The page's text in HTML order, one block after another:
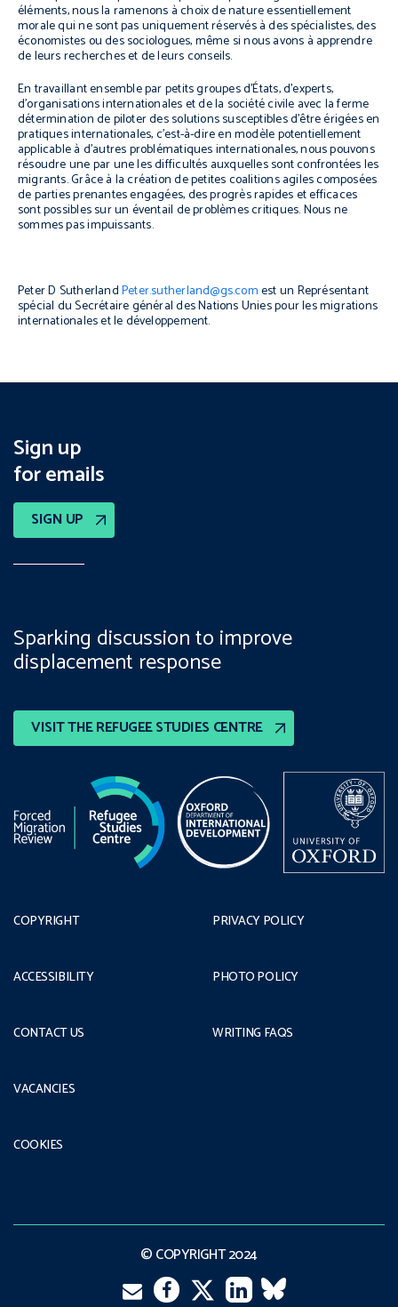
éléments, nous la ramenons à choix de nature essentiellement
morale qui ne sont pas uniquement réservés à des spécialistes, des
économistes ou des sociologues, même si nous avons à apprendre
de leurs recherches et de leurs conseils.
En travaillant ensemble par petits groupes d’États, d’experts,
d’organisations internationales et de la société civile avec la ferme
détermination de piloter des solutions susceptibles d’être érigées en
pratiques internationales, c’est-à-dire en modèle potentiellement
applicable à d’autres problématiques internationales, nous pouvons
résoudre une par une les difficultés auxquelles sont confrontées les
migrants. Grâce à la création de petites coalitions agiles composées
de parties prenantes engagées, des progrès rapides et efficaces
sont possibles sur un éventail de problèmes critiques. Nous ne
sommes pas impuissants.
Peter D SutherlandPeter.sutherland@gs.comest un Représentant
spécial du Secrétaire général des Nations Unies pour les migrations
internationales et le développement.
Sign up
for emails
SIGN UP
VISIT THE REFUGEE STUDIES CENTRE
Sparking discussion to improve
displacement response
COPYRIGHT
ACCESSIBILITY
CONTACT US
PRIVACY POLICY
PHOTO POLICY
WRITING FAQS
VACANCIES
COOKIES
© COPYRIGHT 2024
Facebook LinkedIn
VK